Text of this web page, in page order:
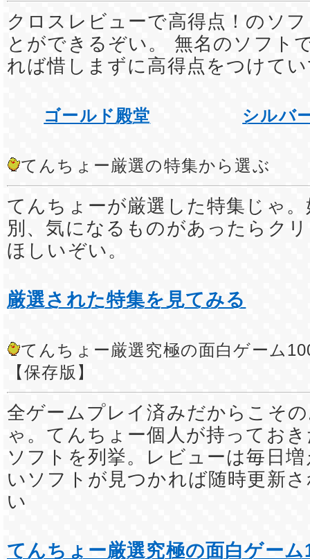
クロスレビューで高得点！のソ
とができるぞい。 無名のソフト
れば惜しまずに高得点をつけて
ゴールド殿堂 シルバ
てんちょー厳選の特集から選ぶ
てんちょーが厳選した特集じゃ
別、気になるものがあったらク
ほしいぞい。
厳選された特集を見てみる
てんちょー厳選究極の面白ゲーム
【保存版】
全ゲームプレイ済みだからこそ
ゃ。てんちょー個人が持ってお
ソフトを列挙。レビューは毎日
いソフトが見つかれば随時更新
い
てんちょー厳選究極の面白ゲー